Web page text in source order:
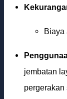
Biaya
jembatan
pergerakan